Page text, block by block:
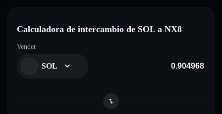
Calculadora de intercambio de SOL a NX8
Vender
SOL